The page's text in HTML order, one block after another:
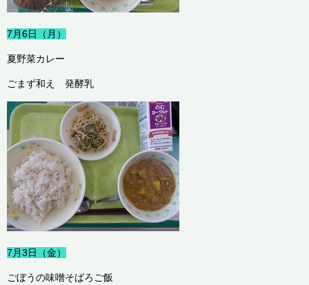
7月6日（月）
夏野菜カレー
ごまず和え 発酵乳
7月3日（金）
ごぼうの味噌そばろご飯